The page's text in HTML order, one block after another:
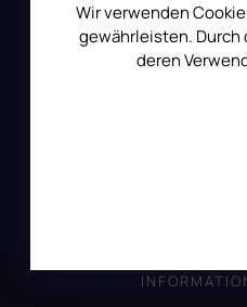
Wir verwenden
gewährleisten. Durch
deren Uber
Allgemeine